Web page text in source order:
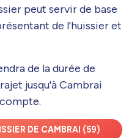
peut servir de base
de l'huissier et
de la durée de
jusqu'à Cambrai
DE CAMBRAI (59)